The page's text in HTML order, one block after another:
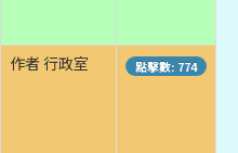
作者 行政室 點擊數: 774